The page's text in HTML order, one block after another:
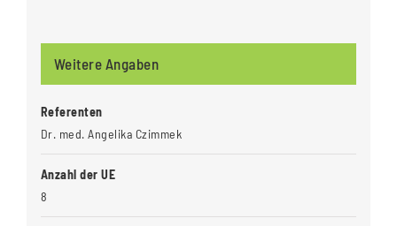
Weitere Angaben
Referenten
Dr. med. Angelika Czimmek
Anzahl der UE
8